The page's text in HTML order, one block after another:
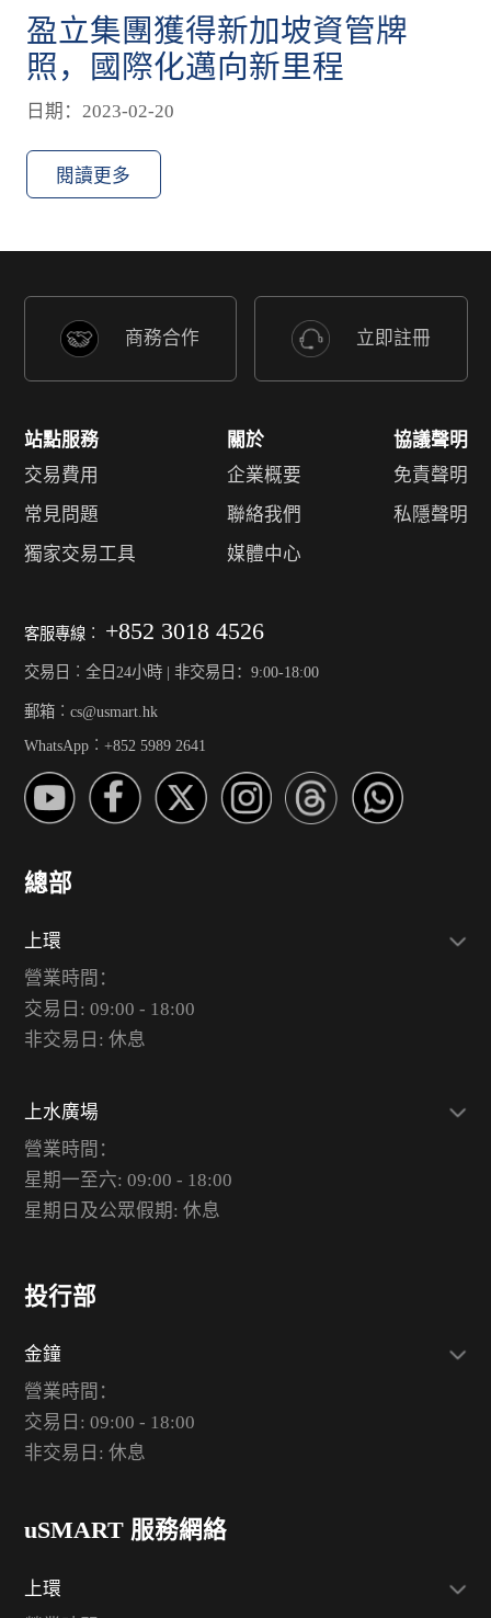
盈立集團獲得新加坡資管牌
照，國際化邁向新里程
日期：2023-02-20
閱讀更多
商務合作 立即註冊
站點服務
交易費用
常見問題
獨家交易工具
關於
企業概要
聯絡我們
媒體中心
協議聲明
免責聲明
私隱聲明
客服專線︰ +852 3018 4526
交易日︰全日24小時 | 非交易日：9:00-18:00
郵箱︰cs@usmart.hk
WhatsApp︰+852 5989 2641
總部
上環
營業時間：
交易日: 09:00 - 18:00
非交易日: 休息
上水廣場
營業時間：
星期一至六: 09:00 - 18:00
星期日及公眾假期: 休息
投行部
金鐘
營業時間：
交易日: 09:00 - 18:00
非交易日: 休息
uSMART 服務網絡
上環